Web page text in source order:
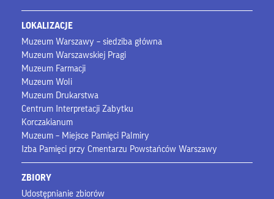
LOKALIZACJE
Muzeum Warszawy – siedziba główna
Muzeum Warszawskiej Pragi
Muzeum Farmacji
Muzeum Woli
Muzeum Drukarstwa
Centrum Interpretacji Zabytku
Korczakianum
Muzeum – Miejsce Pamięci Palmiry
Izba Pamięci przy Cmentarzu Powstańców Warszawy
ZBIORY
Udostępnianie zbiorów